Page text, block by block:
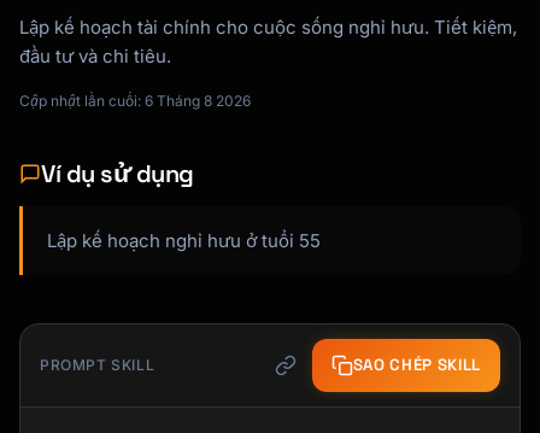
Lập kế hoạch tài chính cho cuộc sống nghỉ hưu. Tiết kiệm,
đầu tư và chi tiêu.
Cập nhật lần cuối: 6 Tháng 8 2026
Ví dụ sử dụng
Lập kế hoạch nghỉ hưu ở tuổi 55
PROMPT SKILL SAO CHÉP SKILL